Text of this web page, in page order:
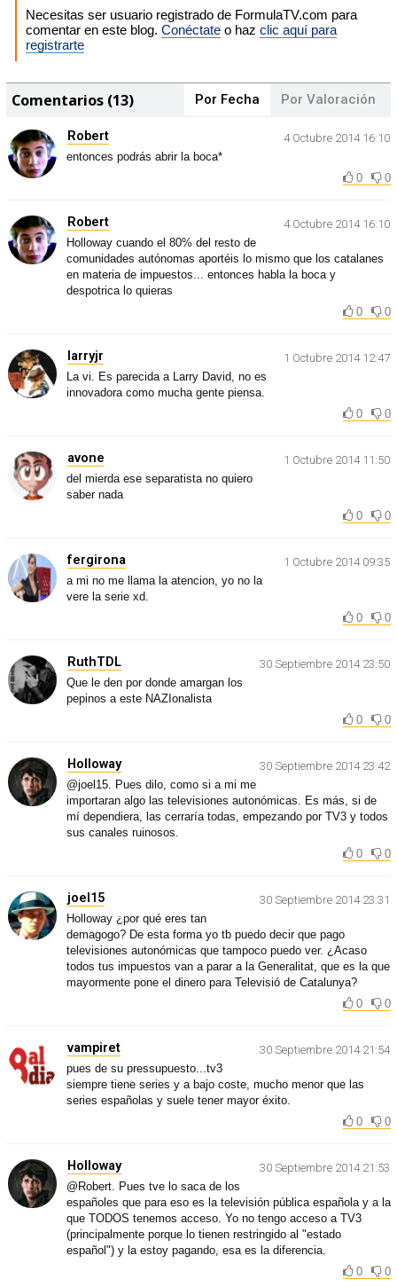
Necesitas ser usuario registrado de FormulaTV.com para
comentar en este blog. Conéctate o haz clic aquí para
registrarte
Comentarios (13) Por Fecha Por Valoración
Robert
4 Octubre 2014 16:10
entonces podrás abrir la boca*
0
0
Robert
4 Octubre 2014 16:10
Holloway cuando el 80% del resto de
comunidades autónomas aportéis lo mismo que los catalanes
en materia de impuestos... entonces habla la boca y
despotrica lo quieras
0
0
larryjr
1 Octubre 2014 12:47
La vi. Es parecida a Larry David, no es
innovadora como mucha gente piensa.
0
0
avone
1 Octubre 2014 11:50
del mierda ese separatista no quiero
saber nada
0
0
fergirona
1 Octubre 2014 09:35
a mi no me llama la atencion, yo no la
vere la serie xd.
0
0
RuthTDL
30 Septiembre 2014 23:50
Que le den por donde amargan los
pepinos a este NAZIonalista
0
0
Holloway
30 Septiembre 2014 23:42
@joel15. Pues dilo, como si a mi me
importaran algo las televisiones autonómicas. Es más, si de
mí dependiera, las cerraría todas, empezando por TV3 y todos
sus canales ruinosos.
0
0
joel15
30 Septiembre 2014 23:31
Holloway ¿por qué eres tan
demagogo? De esta forma yo tb puedo decir que pago
televisiones autonómicas que tampoco puedo ver. ¿Acaso
todos tus impuestos van a parar a la Generalitat, que es la que
mayormente pone el dinero para Televisió de Catalunya?
0
0
vampiret
30 Septiembre 2014 21:54
pues de su pressupuesto...tv3
siempre tiene series y a bajo coste, mucho menor que las
series españolas y suele tener mayor éxito.
0
0
Holloway
30 Septiembre 2014 21:53
@Robert. Pues tve lo saca de los
españoles que para eso es la televisión pública española y a la
que TODOS tenemos acceso. Yo no tengo acceso a TV3
(principalmente porque lo tienen restringido al "estado
español") y la estoy pagando, esa es la diferencia.
0
0